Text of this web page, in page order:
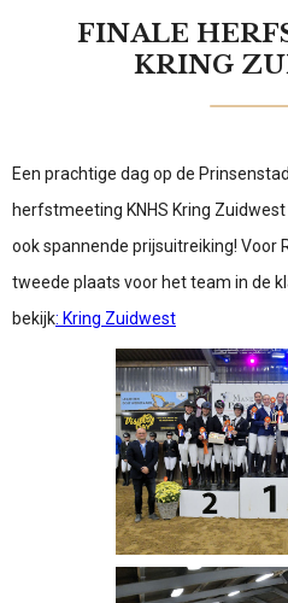
FINALE
KRING
Een prachtige dag op de
herfstmeeting KNHS Kring
ook spannende prijsuitreiking! Voor
tweede plaats voor het team in de
bekijk: Kring Zuidwest